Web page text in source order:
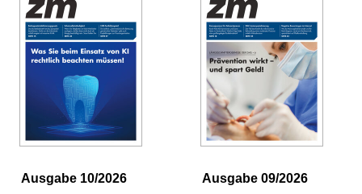
Ausgabe 10/2026 Ausgabe 09/2026